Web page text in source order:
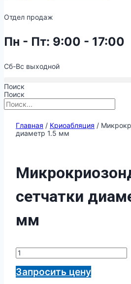
Отдел продаж
Пн - Пт: 9:00 - 17:00
Сб-Вс выходной
Поиск
Поиск
Главная / Криоабляция /
диаметр 1.5 мм
сетчатки
мм
Количество
товара
Микрокриозонд
для
Запросить цену